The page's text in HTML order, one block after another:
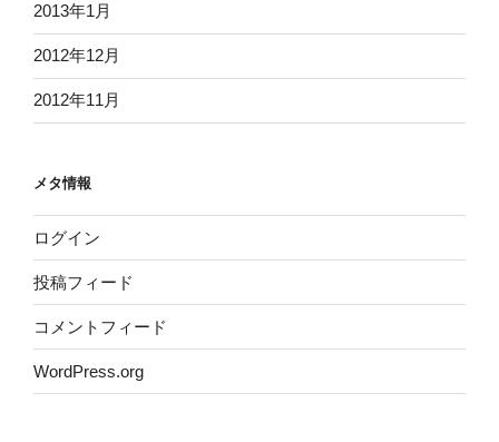
2013年1月
2012年12月
2012年11月
メタ情報
ログイン
投稿フィード
コメントフィード
WordPress.org